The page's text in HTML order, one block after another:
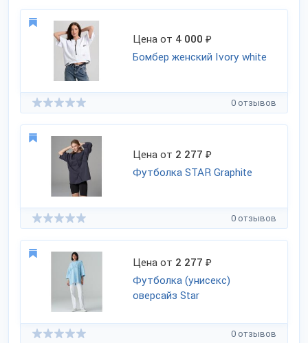
Цена от 4 000 ₽
Бомбер женский Ivory white
0 отзывов
Цена от 2 277 ₽
Футболка STAR Graphite
0 отзывов
Цена от 2 277 ₽
Футболка (унисекс)
оверсайз Star
0 отзывов